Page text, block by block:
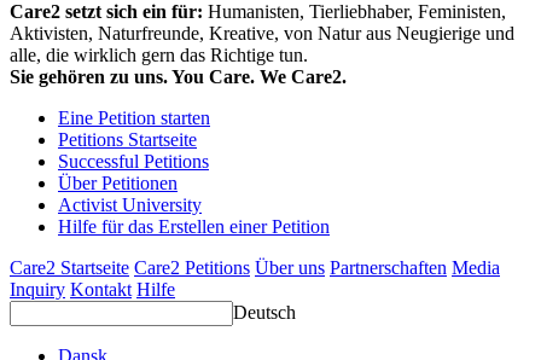
Care2 setzt sich ein für: Humanisten, Tierliebhaber, Feministen,
Aktivisten, Naturfreunde, Kreative, von Natur aus Neugierige und
alle, die wirklich gern das Richtige tun.
Sie gehören zu uns. You Care. We Care2.
Eine Petition starten
Petitions Startseite
Successful Petitions
Über Petitionen
Activist University
Hilfe für das Erstellen einer Petition
Care2 Startseite Care2 Petitions Über uns Partnerschaften Media
Inquiry Kontakt Hilfe
Deutsch